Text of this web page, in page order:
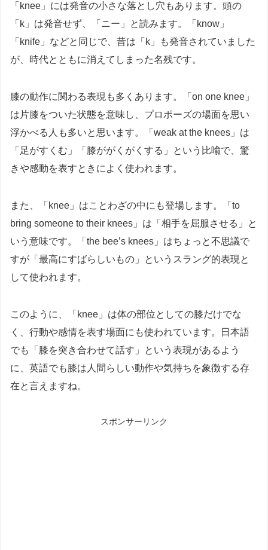
「knee」には発音の小さな落とし穴もあります。頭の
「k」は発音せず、「ニー」と読みます。「know」
「knife」などと同じで、昔は「k」も発音されていました
が、時代とともに消えてしまった名残です。
膝の動作に関わる表現も多くあります。「on one knee」
は片膝をついた状態を意味し、プロポーズの場面を思い
浮かべる人も多いと思います。「weak at the knees」は
「足がすくむ」「膝ががくがくする」という比喩で、驚
きや感動を表すときによく使われます。
また、「knee」はことわざの中にも登場します。「to
bring someone to their knees」は「相手を屈服させる」と
いう意味です。「the bee’s knees」はちょっと不思議で
すが「最高にすばらしいもの」というスラング的表現と
して使われます。
このように、「knee」は体の部位としての膝だけでな
く、行動や感情を表す場面にも使われています。日本語
でも「膝を突き合わせて話す」という表現があるよう
に、英語でも膝は人間らしい動作や気持ちを象徴する存
在と言えますね。
スポンサーリンク